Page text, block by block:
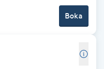
Boka